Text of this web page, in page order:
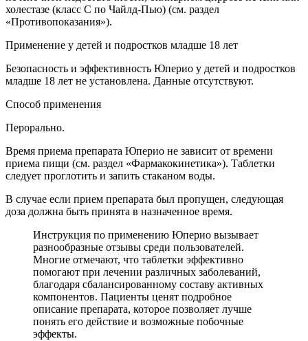
холестазе (класс C по Чайлд-Пью) (см. раздел
«Противопоказания»).
Применение у детей и подростков младше 18 лет
Безопасность и эффективность Юперио у детей и подростков
младше 18 лет не установлена. Данные отсутствуют.
Способ применения
Перорально.
Время приема препарата Юперио не зависит от времени
приема пищи (см. раздел «Фармакокинетика»). Таблетки
следует проглотить и запить стаканом воды.
В случае если прием препарата был пропущен, следующая
доза должна быть принята в назначенное время.
Инструкция по применению Юперио вызывает
разнообразные отзывы среди пользователей.
Многие отмечают, что таблетки эффективно
помогают при лечении различных заболеваний,
благодаря сбалансированному составу активных
компонентов. Пациенты ценят подробное
описание препарата, которое позволяет лучше
понять его действие и возможные побочные
эффекты.